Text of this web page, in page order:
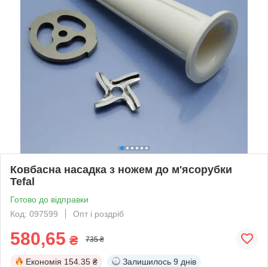
Ковбасна насадка з ножем до м'ясорубки
Tefal
Готово до відправки
Код: 097599
Опт і роздріб
580,65 ₴ 735 ₴
Економія 154.35 ₴ Залишилось 9 днів